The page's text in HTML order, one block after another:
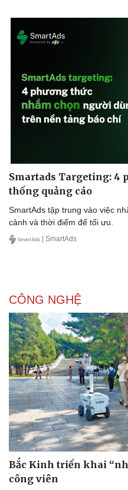
Smartads Targeting: 4
thống quảng cáo
SmartAds tập trung vào việc
cảnh và thời điểm để tối ưu.
| SmartAds
CÔNG NGHỆ
Bắc Kinh triển khai
công viên